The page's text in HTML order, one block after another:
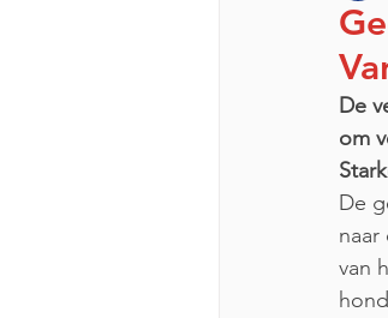
De
om
De
van